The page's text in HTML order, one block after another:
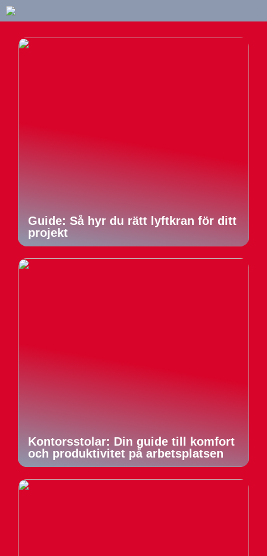
Guide: Så hyr du rätt lyftkran för ditt
projekt
Kontorsstolar: Din guide till komfort
och produktivitet på arbetsplatsen